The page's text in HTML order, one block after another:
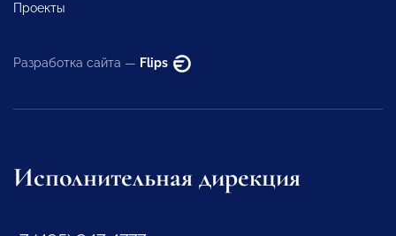
Проекты
Разработка сайта — Flips
Исполнительная дирекция